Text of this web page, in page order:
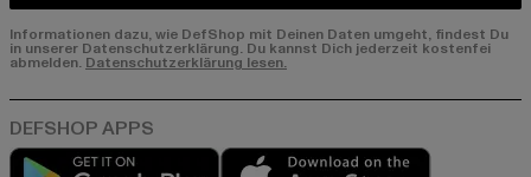
Informationen dazu, wie DefShop mit Deinen Daten umgeht, findest Du
in unserer Datenschutzerklärung. Du kannst Dich jederzeit kostenfei
abmelden. Datenschutzerklärung lesen.
Play market